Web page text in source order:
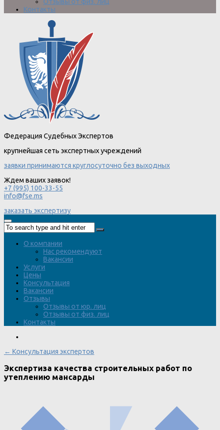
Отзывы от физ. лиц
Контакты
Федерация Судебных Экспертов
крупнейшая сеть экспертных учреждений
заявки принимаются круглосуточно без выходных
Ждем ваших заявок!
+7 (995) 100-33-55
info@fse.ms
заказать экспертизу
О компании
Нас рекомендуют
Вакансии
Услуги
Цены
Консультация
Вакансии
Отзывы
Отзывы от юр. лиц
Отзывы от физ. лиц
Контакты
← Консультация экспертов
Экспертиза качества строительных работ по
утеплению мансарды